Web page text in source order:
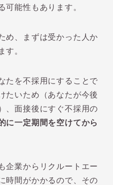
可能性もあります。
め、まずは受かった人か
す。
たを不採用にすることで
たいため（あなたが今後
、面接後にすぐ不採用の
に一定期間を空けてから
企業からリクルートエー
時間がかかるので、その